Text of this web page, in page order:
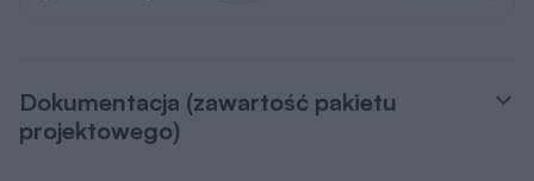
Dokumentacja (zawartość pakietu
projektowego)